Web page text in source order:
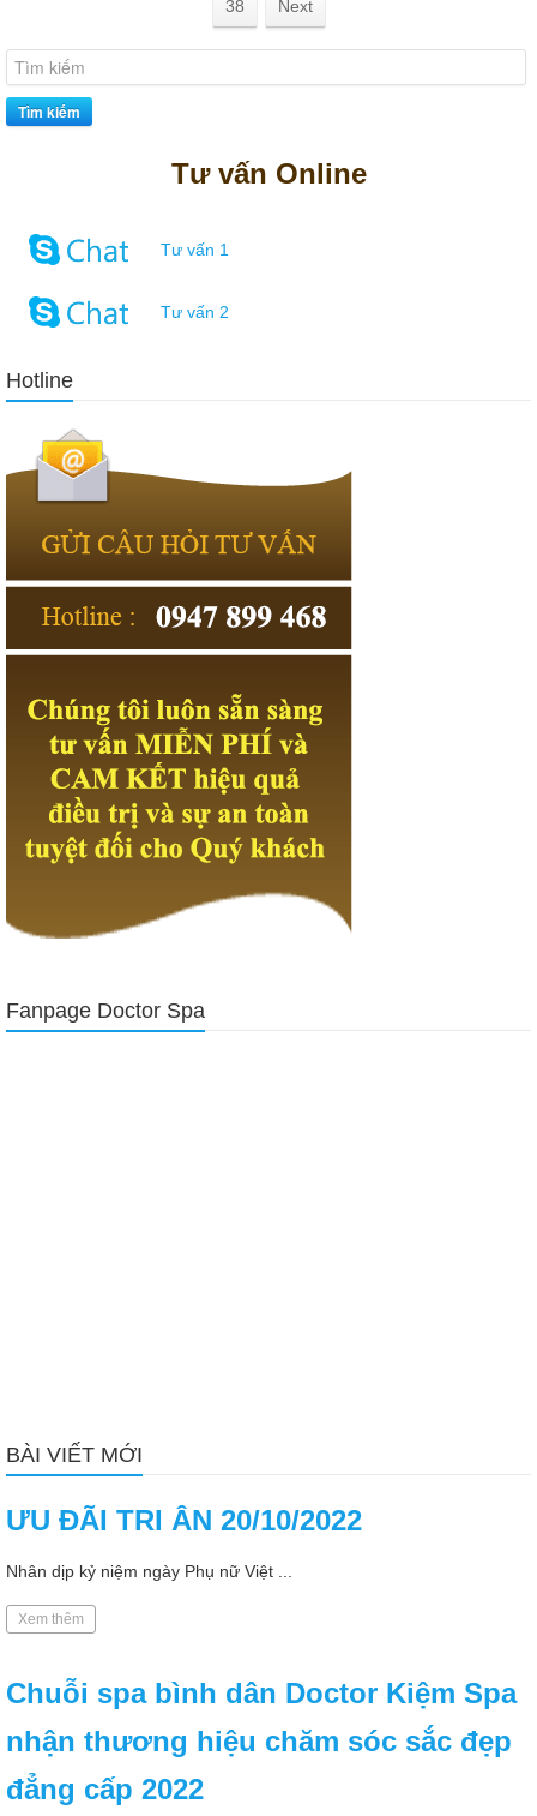
38 Next
Tìm kiếm
Tư vấn Online
Tư vấn 1
Tư vấn 2
Hotline
Fanpage Doctor Spa
BÀI VIẾT MỚI
ƯU ĐÃI TRI ÂN 20/10/2022
Nhân dịp kỷ niệm ngày Phụ nữ Việt ...
Xem thêm
Chuỗi spa bình dân Doctor Kiệm Spa
nhận thương hiệu chăm sóc sắc đẹp
đẳng cấp 2022